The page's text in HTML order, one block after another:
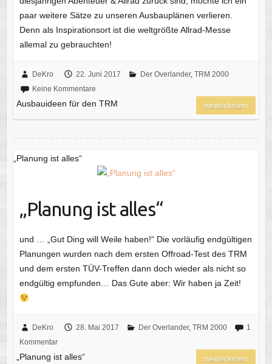
paar weitere Sätze zu unseren Ausbauplänen verlieren.
Denn als Inspirationsort ist die weltgrößte Allrad-Messe
allemal zu gebrauchten!
DeKro 22. Juni 2017 Der Overlander, TRM 2000
Keine Kommentare
Ausbauideen für den TRM weiterlesen
„Planung ist alles“
„Planung ist alles“
und … „Gut Ding will Weile haben!“ Die vorläufig endgültigen
Planungen wurden nach dem ersten Offroad-Test des TRM
und dem ersten TÜV-Treffen dann doch wieder als nicht so
endgültig empfunden… Das Gute aber: Wir haben ja Zeit!
DeKro 28. Mai 2017 Der Overlander, TRM 2000
1
Kommentar
„Planung ist alles“ weiterlesen